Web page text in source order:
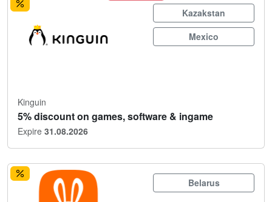
Kazakstan
Mexico
Kinguin
5% discount on games, software & ingame
Expire 31.08.2026
Belarus